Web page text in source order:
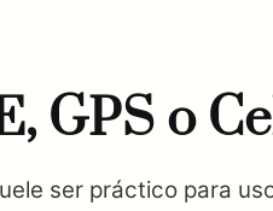
GPS o
ser práctico para